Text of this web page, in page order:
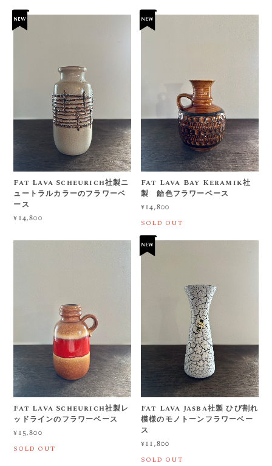
Fat Lava Scheurich社製ニ
ュートラルカラーのフラワーベ
ース
¥14,800
Fat Lava Bay Keramik社
製 飴色フラワーベース
¥14,800
SOLD OUT
Fat Lava Scheurich社製レ
ッドラインのフラワーベース
¥15,800
SOLD OUT
Fat Lava Jasba社製 ひび割れ
模様のモノトーンフラワーベー
ス
¥11,800
SOLD OUT